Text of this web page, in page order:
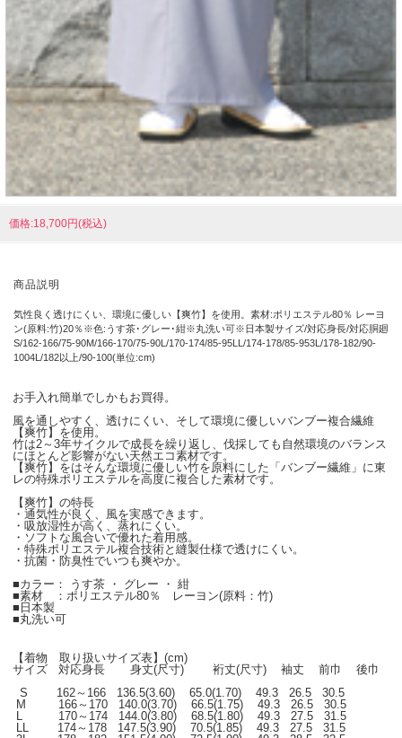
価格:18,700円(税込)
商品説明
気性良く透けにくい、環境に優しい【爽竹】を使用。素材:ポリエステル80％ レーヨ
ン(原料:竹)20％※色:うす茶･グレー･紺※丸洗い可※日本製サイズ/対応身長/対応胴廻
S/162-166/75-90M/166-170/75-90L/170-174/85-95LL/174-178/85-953L/178-182/90-
1004L/182以上/90-100(単位:cm)
お手入れ簡単でしかもお買得。
風を通しやすく、透けにくい、そして環境に優しいバンブー複合繊維
【爽竹】を使用。
竹は2～3年サイクルで成長を繰り返し、伐採しても自然環境のバランス
にほとんど影響がない天然エコ素材です。
【爽竹】をはそんな環境に優しい竹を原料にした「バンブー繊維」に東
レの特殊ポリエステルを高度に複合した素材です。
【爽竹】の特長
・通気性が良く、風を実感できます。
・吸放湿性が高く、蒸れにくい。
・ソフトな風合いで優れた着用感。
・特殊ポリエステル複合技術と縫製仕様で透けにくい。
・抗菌・防臭性でいつも爽やか。
■カラー： うす茶 ・ グレー ・ 紺
■素材 ：ポリエステル80％ レーヨン(原料：竹)
■日本製
■丸洗い可
【着物 取り扱いサイズ表】(cm)
サイズ 対応身長 身丈(尺寸) 裄丈(尺寸) 袖丈 前巾 後巾
S 162～166 136.5(3.60) 65.0(1.70) 49.3 26.5 30.5
M 166～170 140.0(3.70) 66.5(1.75) 49.3 26.5 30.5
L 170～174 144.0(3.80) 68.5(1.80) 49.3 27.5 31.5
LL 174～178 147.5(3.90) 70.5(1.85) 49.3 27.5 31.5